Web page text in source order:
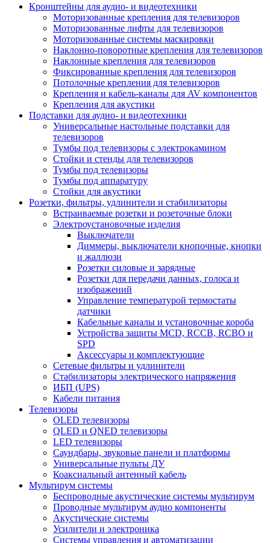
Кронштейны для аудио- и видеотехники
Моторизованные крепления для телевизоров
Моторизованные лифты для телевизоров
Моторизованные системы маскировки
Наклонно-поворотные крепления для телевизоров
Наклонные крепления для телевизоров
Фиксированные крепления для телевизоров
Потолочные крепления для телевизоров
Крепления и кабель-каналы для AV компонентов
Крепления для акустики
Подставки для аудио- и видеотехники
Универсальные настольные подставки для
телевизоров
Тумбы под телевизоры с электрокамином
Стойки и стенды для телевизоров
Тумбы под телевизоры
Тумбы под аппаратуру
Стойки для акустики
Розетки, фильтры, удлинители и стабилизаторы
Встраиваемые розетки и розеточные блоки
Электроустановочные изделия
Выключатели
Диммеры, выключатели кнопочные, кнопки
и жаллюзи
Розетки силовые и зарядные
Розетки для передачи данных, голоса и
изображений
Управление температурой термостаты
датчики
Кабельные каналы и установочные короба
Устройства защиты MCD, RCCB, RCBO и
SPD
Аксессуары и комплектующие
Сетевые фильтры и удлинители
Стабилизаторы электрического напряжения
ИБП (UPS)
Кабели питания
Телевизоры
OLED телевизоры
QLED и QNED телевизоры
LED телевизоры
Саундбары, звуковые панели и платформы
Универсальные пульты ДУ
Коаксиальный антенный кабель
Мультирум системы
Беспроводные акустические системы мультирум
Проводные мультирум аудио компоненты
Акустические системы
Усилители и электроника
Системы управления и автоматизации